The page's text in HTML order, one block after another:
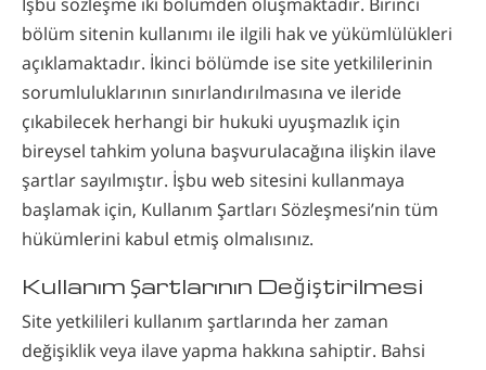
bölüm sitenin kullanımı ile ilgili hak ve yükümlülükleri
açıklamaktadır. İkinci bölümde ise site yetkililerinin
sorumluluklarının sınırlandırılmasına ve ileride
çıkabilecek herhangi bir hukuki uyuşmazlık için
bireysel tahkim yoluna başvurulacağına ilişkin ilave
şartlar sayılmıştır. İşbu web sitesini kullanmaya
başlamak için, Kullanım Şartları Sözleşmesi’nin tüm
hükümlerini kabul etmiş olmalısınız.
Kullanım Şartlarının Değiştirilmesi
Site yetkilileri kullanım şartlarında her zaman
değişiklik veya ilave yapma hakkına sahiptir. Bahsi